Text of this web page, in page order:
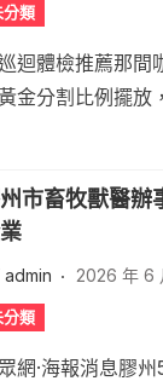
分類
迴體檢推薦那間
金分割比例擺
市畜牧獸醫辦
admin 2026 年 6
分類
網·海報消息膠